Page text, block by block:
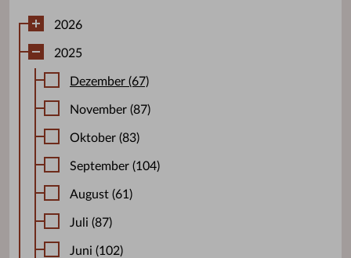
2026
2025
Dezember (67)
November (87)
Oktober (83)
September (104)
August (61)
Juli (87)
Juni (102)